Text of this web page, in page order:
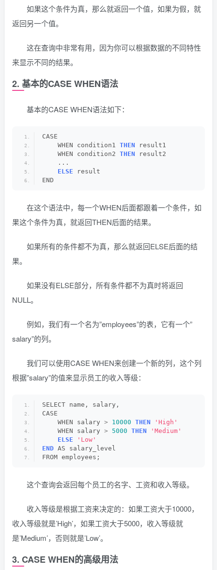
如果这个条件为真，那么就返回一个值，如果为假，就
返回另一个值。
这在查询中非常有用，因为你可以根据数据的不同特性
来显示不同的结果。
2. 基本的CASE WHEN语法
基本的CASE WHEN语法如下：
CASE
    WHEN condition1
THEN result1
    WHEN condition2
THEN result2
    ...
ELSE result
END
在这个语法中，每一个WHEN后面都跟着一个条件，如
果这个条件为真，就返回THEN后面的结果。
如果所有的条件都不为真，那么就返回ELSE后面的结
果。
如果没有ELSE部分，所有条件都不为真时将返回
NULL。
例如，我们有一个名为”employees”的表，它有一个”
salary”的列。
我们可以使用CASE WHEN来创建一个新的列，这个列
根据”salary”的值来显示员工的收入等级：
SELECT name, salary,
CASE
    WHEN salary
> 10000 THEN
'High'
    WHEN salary
> 5000 THEN
'Medium'
ELSE
'Low'
END AS salary_level
FROM employees;
这个查询会返回每个员工的名字、工资和收入等级。
收入等级是根据工资来决定的：如果工资大于10000，
收入等级就是’High’，如果工资大于5000，收入等级就
是’Medium’，否则就是’Low’。
3. CASE WHEN的高级用法